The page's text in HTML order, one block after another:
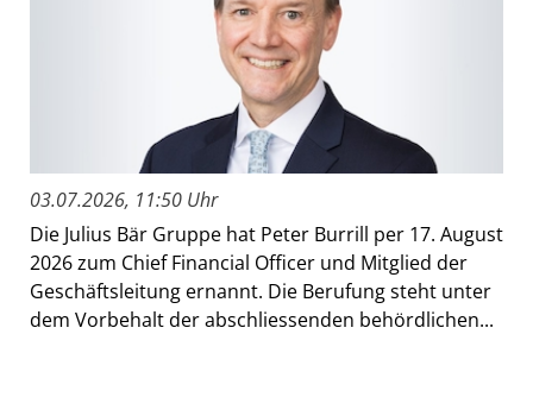
03.07.2026, 11:50 Uhr
Die Julius Bär Gruppe hat Peter Burrill per 17. August
2026 zum Chief Financial Officer und Mitglied der
Geschäftsleitung ernannt. Die Berufung steht unter
dem Vorbehalt der abschliessenden behördlichen...